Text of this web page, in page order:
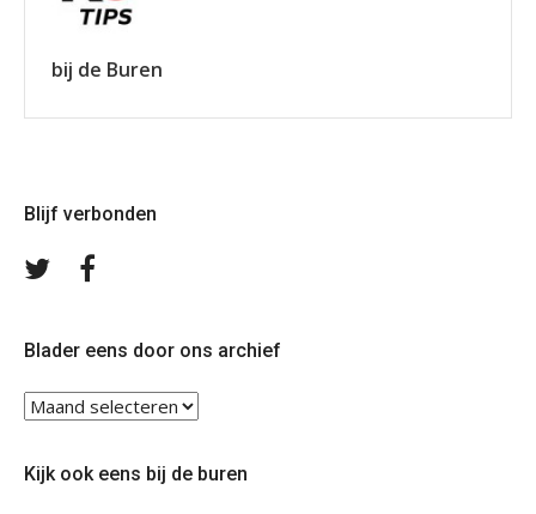
bij de Buren
Blijf verbonden
Volg
Blader eens door ons archief
Blader
eens
ons
Kijk ook eens bij de buren